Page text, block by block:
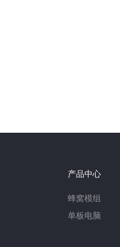
产品中心
蜂窝模组
单板电脑